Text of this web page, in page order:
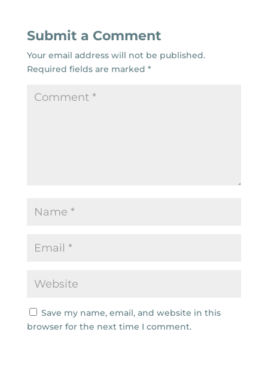
Submit a Comment
Your email address will not be published.
Required fields are marked *
Save my name, email, and website in this
browser for the next time I comment.